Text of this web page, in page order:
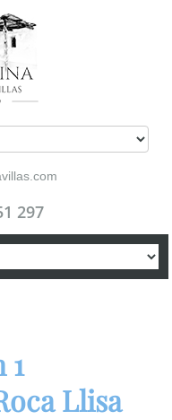
297
1
Llisa